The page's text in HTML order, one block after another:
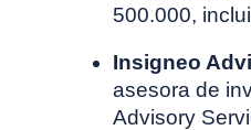
500.000,
Insigneo
asesora de
Advisory